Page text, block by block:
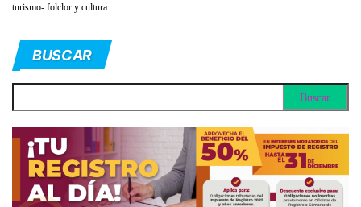
turismo- folclor y cultura.
BUSCAR